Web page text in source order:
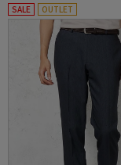
SALE OUTLET